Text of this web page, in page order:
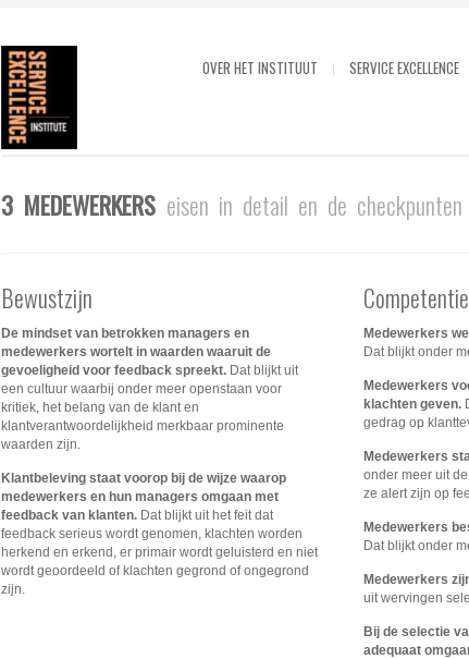
OVER HET INSTITUUT SERVICE EXCELLENCE
3 MEDEWERKERS eisen in detail en de checkpunten
Bewustzijn
De mindset van betrokken managers en
medewerkers wortelt in waarden waaruit de
gevoeligheid voor feedback spreekt. Dat blijkt uit
een cultuur waarbij onder meer openstaan voor
kritiek, het belang van de klant en
klantverantwoordelijkheid merkbaar prominente
waarden zijn.
Klantbeleving staat voorop bij de wijze waarop
medewerkers en hun managers omgaan met
feedback van klanten. Dat blijkt uit het feit dat
feedback serieus wordt genomen, klachten worden
herkend en erkend, er primair wordt geluisterd en niet
wordt geoordeeld of klachten gegrond of ongegrond
zijn.
Medewerkers
Dat blijkt onder
Medewerkers
klachten geven.
gedrag op
Medewerkers
onder meer uit
ze alert zijn op
Medewerkers
Dat blijkt onder
Medewerkers
uit wervingen
Bij de selectie
adequaat